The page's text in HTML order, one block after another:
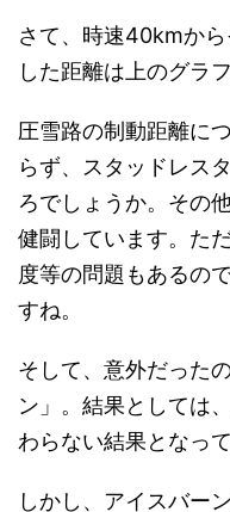
さて、時速40kmか
した距離は上のグラ
圧雪路の制動距離に
らず、スタッドレス
ろでしょうか。その
健闘しています。た
度等の問題もあるの
すね。
そして、意外だった
ン」。結果としては
わらない結果となって
しかし、アイスバー